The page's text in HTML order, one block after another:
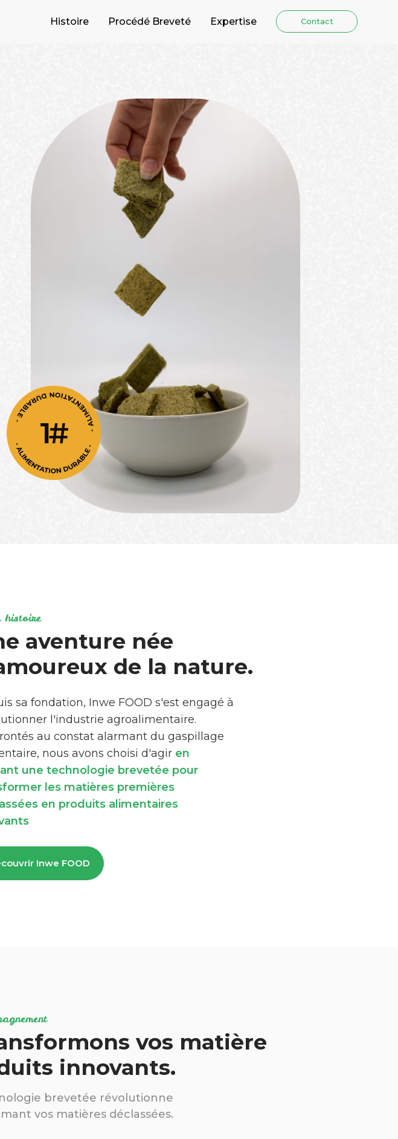
Histoire Procédé Breveté Expertise Contact
histoire
aventure née
de la nature.
sa fondation, Inwe FOOD s'est engagé à
l'industrie agroalimentaire.
au constat alarmant du gaspillage
nous avons choisi d'agir en
une technologie brevetée pour
les matières premières
en produits alimentaires
Inwe FOOD
vos matière
innovants.
brevetée révolutionne
vos matières déclassées.